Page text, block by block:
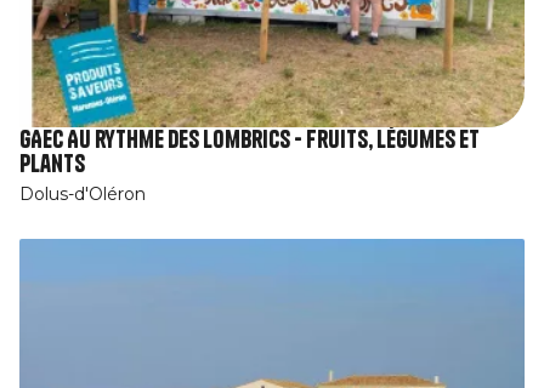
GAEC Au rythme des lombrics - Fruits, légumes et
plants
Dolus-d'Oléron